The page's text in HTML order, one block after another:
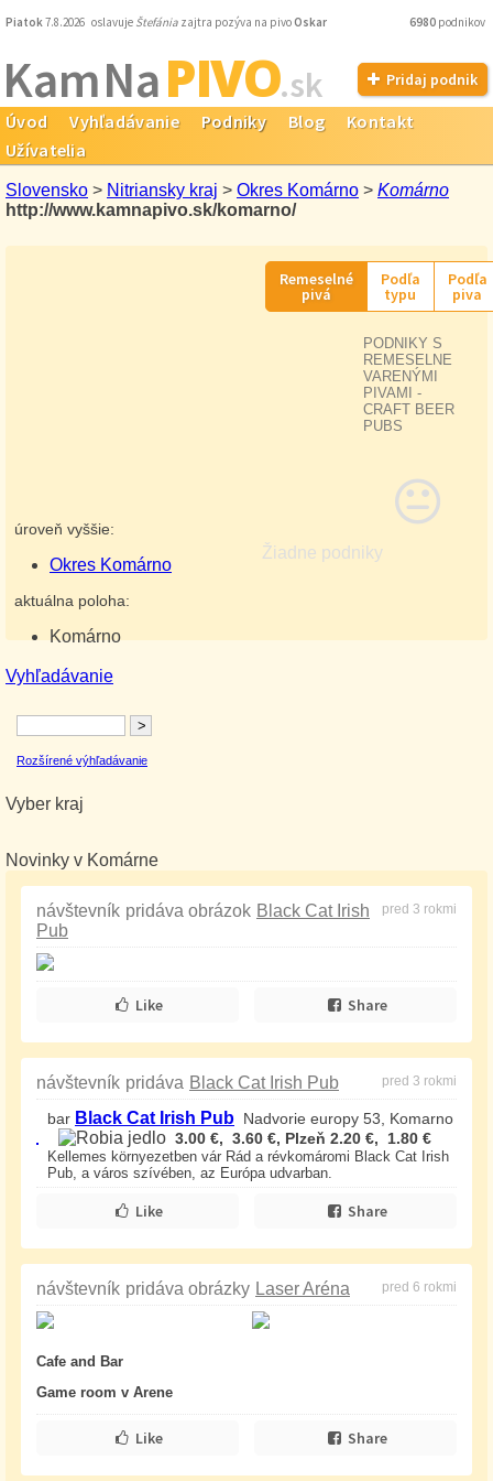
Piatok7.8.2026 oslavuje Štefánia zajtra pozýva na pivoOskar 6980 podnikov
Kam NaPIVO.sk Pridaj podnik
Úvod Vyhľadávanie Podniky Blog
Kontakt
Užívatelia
Slovensko > Nitriansky kraj > Okres Komárno > Komárno
Vyhľadávanie
Rozšírené výhľadávanie
Vyber kraj
Novinky v Komárne
pred 3 rokmi
návštevník pridáva obrázok Black Cat Irish
Pub
Like Share
pred 3 rokmi
návštevník pridáva Black Cat Irish Pub
bar Black Cat Irish Pub
Nadvorie europy 53, Komarno
3.00 €, 3.60 €, Plzeň 2.20 €, 1.80 €
Kellemes környezetben vár Rád a révkomáromi Black Cat Irish
Pub, a város szívében, az Európa udvarban.
Like Share
pred 6 rokmi
návštevník pridáva obrázky Laser Aréna
Cafe and Bar
Game room v Arene
Like Share
http://www.kamnapivo.sk/komarno/
úroveň vyššie:
Okres Komárno
aktuálna poloha:
Komárno
Remeselné
pivá
Podľa
typu
Podľa
piva
PODNIKY S
REMESELNE
VARENÝMI
PIVAMI -
CRAFT BEER
PUBS
Žiadne podniky